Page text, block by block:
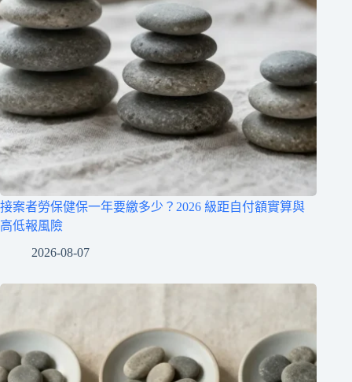
接案者勞保健保一年要繳多少？2026 級距自付額實算與
高低報風險
2026-08-07